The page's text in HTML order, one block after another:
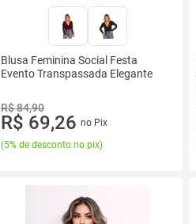
Blusa Feminina Social Festa
Evento Transpassada Elegante
R$ 84,90
R$ 69,26 no Pix
(5% de desconto no pix)